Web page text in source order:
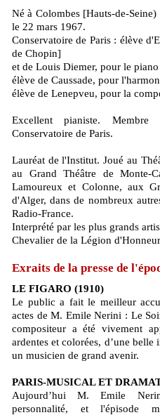
Né à Colombes [Hauts-de-Seine) le 2 février 1882, décédé à Paris
le 22 mars 1967.
Conservatoire de Paris : élève
de Chopin]
et de Louis Diemer, pour le piano
élève de Caussade, pour
élève de Lenepveu, pour la
Excellent pianiste.
Conservatoire de Paris.
Lauréat de l'Institut. Joué au
au Grand Théâtre de Monte-
Lamoureux et Colonne, aux
d'Alger, dans de nombreux
Radio-France.
Interprété par les plus grands
Chevalier de la Légion
Exraits de la presse de
LE FIGARO (1910)
Le public a fait le meilleur
actes de M. Emile Nerini : Le
compositeur a été vivement
ardentes et colorées, d’une
un musicien de grand avenir.
PARIS-MUSICAL ET
Aujourd’hui M. Emile
personnalité, et l'épisode